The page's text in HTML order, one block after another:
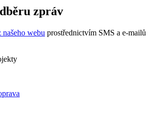
zpráv
našeho webu prostřednictvím SMS a e-mailů